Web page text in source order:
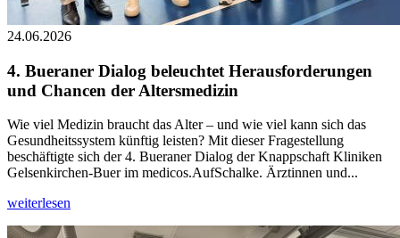
24.06.2026
4. Bueraner Dialog beleuchtet Herausforderungen
und Chancen der Altersmedizin
Wie viel Medizin braucht das Alter – und wie viel kann sich das
Gesundheitssystem künftig leisten? Mit dieser Fragestellung
beschäftigte sich der 4. Bueraner Dialog der Knappschaft Kliniken
Gelsenkirchen-Buer im medicos.AufSchalke. Ärztinnen und...
weiterlesen